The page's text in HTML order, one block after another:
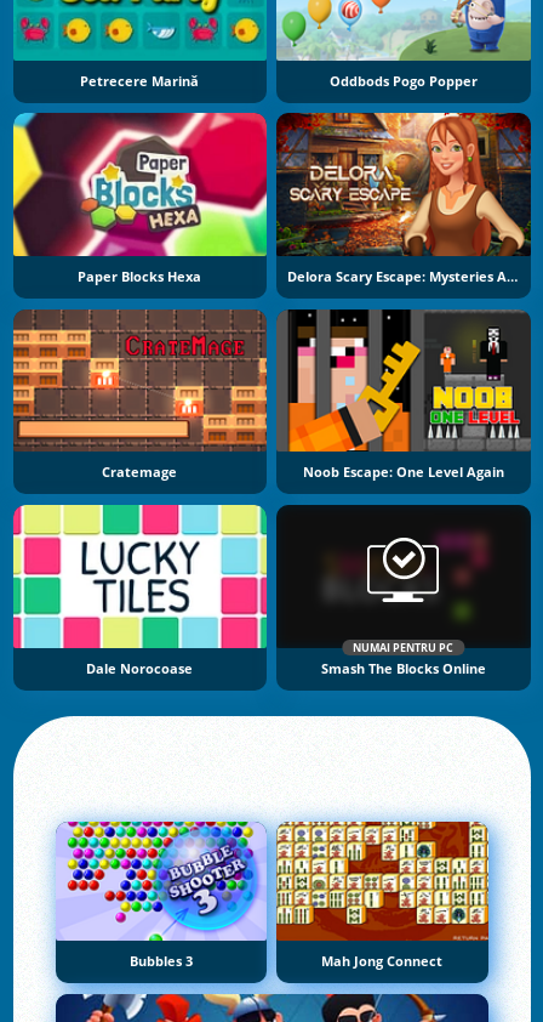
Petrecere Marină Oddbods Pogo Popper
Paper Blocks Hexa Delora Scary Escape: Mysteries Adventure
Cratemage Noob Escape: One Level Again
Dale Norocoase
NUMAI PENTRU PC
Smash The Blocks Online
Bubbles 3 Mah Jong Connect